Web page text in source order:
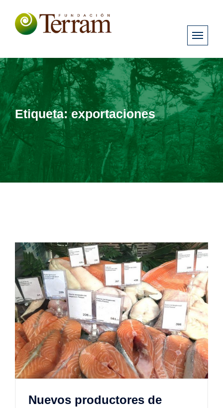
Etiqueta:exportaciones
Nuevos productores de